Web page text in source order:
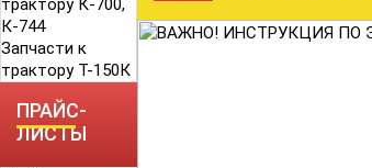
трактору К-700,
К-744
Запчасти к
трактору Т-150К
ПРАЙС-
ЛИСТЫ